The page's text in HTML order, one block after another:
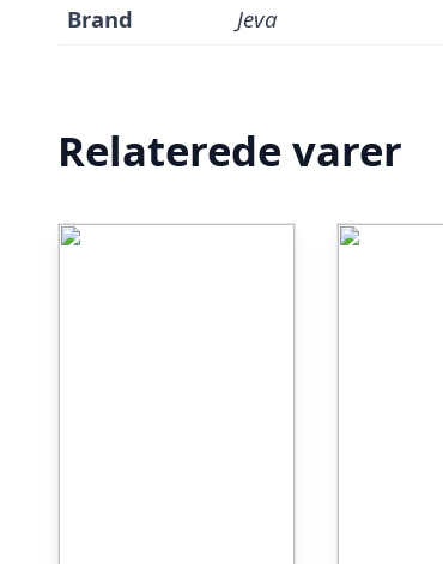
Brand Jeva
Relaterede varer